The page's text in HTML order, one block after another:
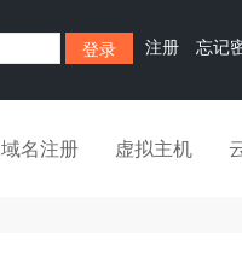
注册 忘记
域名注册 虚拟主机